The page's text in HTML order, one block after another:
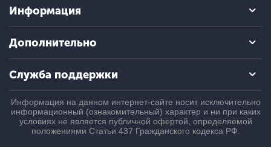
Информация
Дополнительно
Служба поддержки
Информация на данном интернет-сайте носит исключительно
информационный (ознакомительный) характер и ни при каких
условиях не является публичной офертой, определяемой
положениями Статьи 437 Гражданского кодекса РФ.